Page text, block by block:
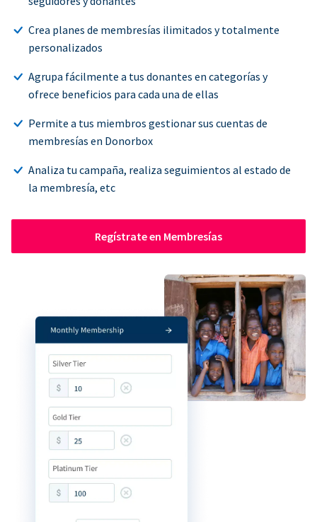
Crea planes de membresías ilimitados y totalmente
personalizados
Agrupa fácilmente a tus donantes en categorías y
ofrece beneficios para cada una de ellas
Permite a tus miembros gestionar sus cuentas de
membresías en Donorbox
Analiza tu campaña, realiza seguimientos al estado de
la membresía, etc
Regístrate en Membresías